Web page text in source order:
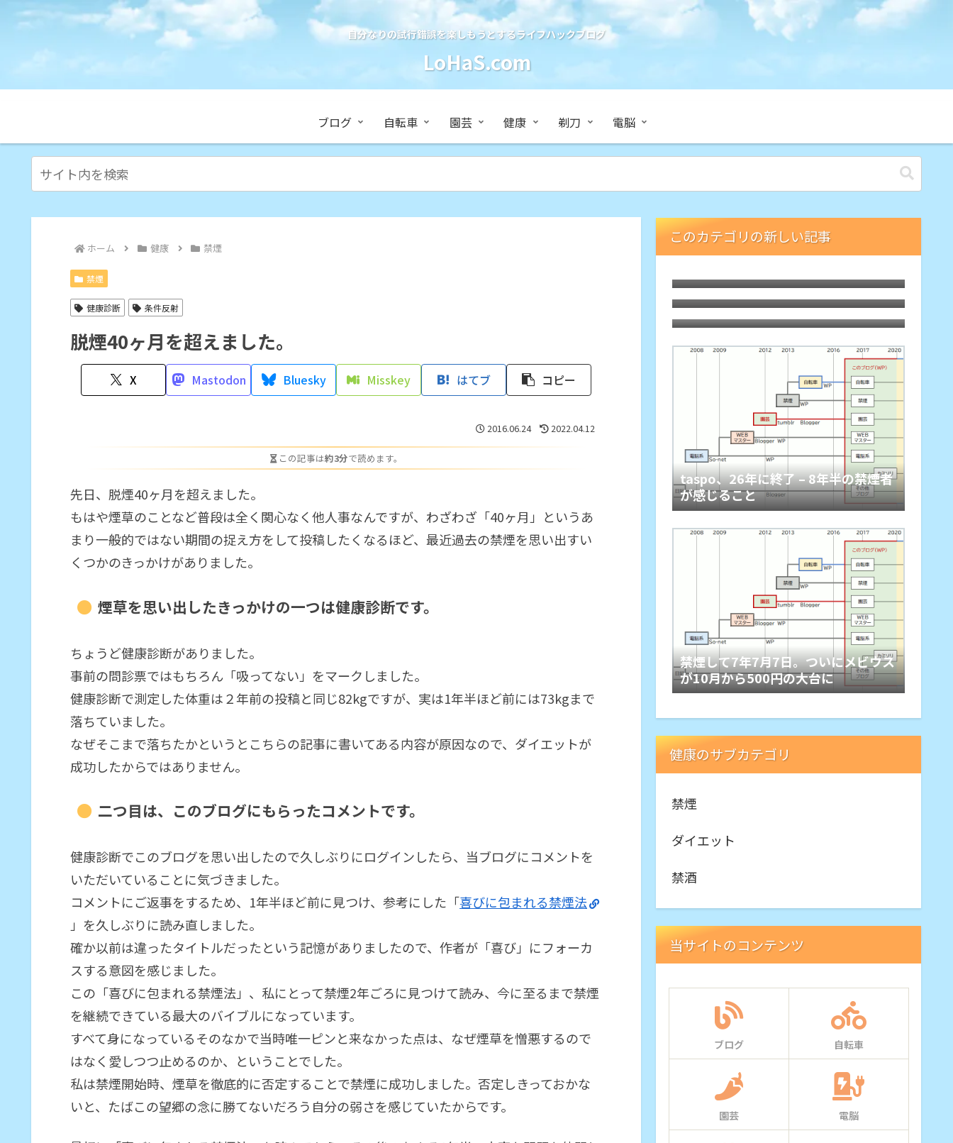
自分なりの試行錯誤を楽しもうとするライフハックブログ
LoHaS.com
ブログ 自転車 園芸 健康 剃刀 電脳
ホーム 健康 禁煙
禁煙
健康診断 条件反射
脱煙40ヶ月を超えました。
X Mastodon Bluesky Misskey はてブ コピー
2016.06.24 2022.04.12
この記事は約3分で読めます。
先日、脱煙40ヶ月を超えました。
もはや煙草のことなど普段は全く関心なく他人事なんですが、わざわざ「40ヶ月」というあ
まり一般的ではない期間の捉え方をして投稿したくなるほど、最近過去の禁煙を思い出すい
くつかのきっかけがありました。
煙草を思い出したきっかけの一つは健康診断です。
ちょうど健康診断がありました。
事前の問診票ではもちろん「吸ってない」をマークしました。
健康診断で測定した体重は２年前の投稿と同じ82kgですが、実は1年半ほど前には73kgまで
落ちていました。
なぜそこまで落ちたかというとこちらの記事に書いてある内容が原因なので、ダイエットが
成功したからではありません。
二つ目は、このブログにもらったコメントです。
健康診断でこのブログを思い出したので久しぶりにログインしたら、当ブログにコメントを
いただいていることに気づきました。
コメントにご返事をするため、1年半ほど前に見つけ、参考にした「喜びに包まれる禁煙法
」を久しぶりに読み直しました。
確か以前は違ったタイトルだったという記憶がありましたので、作者が「喜び」にフォーカ
スする意図を感じました。
この「喜びに包まれる禁煙法」、私にとって禁煙2年ごろに見つけて読み、今に至るまで禁煙
を継続できている最大のバイブルになっています。
すべて身になっているそのなかで当時唯一ピンと来なかった点は、なぜ煙草を憎悪するので
はなく愛しつつ止めるのか、ということでした。
私は禁煙開始時、煙草を徹底的に否定することで禁煙に成功しました。否定しきっておかな
いと、たばこの望郷の念に勝てないだろう自分の弱さを感じていたからです。
このカテゴリの新しい記事
禁煙13年。開始のきっかけは「学習
「メタ認知」かも
5日前に禁煙12年。もはや過去喫煙し
てたことさえ忘れてます
ついに禁煙して10年を迎えました。
taspo、26年に終了 – 8年半の禁煙者
が感じること
禁煙して7年7月7日。ついにメビウス
が10月から500円の大台に
健康のサブカテゴリ
禁煙
ダイエット
禁酒
当サイトのコンテンツ
ブログ 自転車
園芸 電脳